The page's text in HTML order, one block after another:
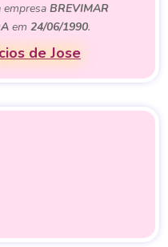
BREVIMAR
em 24/06/1990.
de Jose